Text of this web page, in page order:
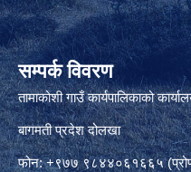
सम्पर्क विवरण
तामाकोशी गाउँ कार्यपालिकाको
बागमती प्रदेश दोलखा
फोन: +९७७ ९८४४०६१६६५